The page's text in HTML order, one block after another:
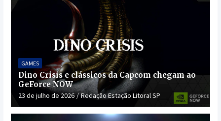
GAMES
Dino Crisis e clássicos da Capcom chegam ao
GeForce NOW
23 de julho de 2026 Redação Estação Litoral SP